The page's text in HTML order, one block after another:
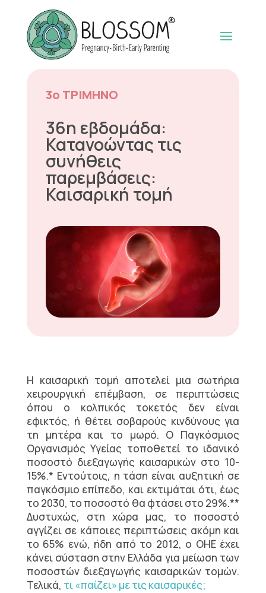
3ο ΤΡΙΜΗΝΟ
36η εβδομάδα:
Κατανοώντας τις
συνήθεις
παρεμβάσεις:
Καισαρική τομή
Η καισαρική τομή αποτελεί μια σωτήρια
χειρουργική επέμβαση, σε περιπτώσεις
όπου ο κολπικός τοκετός δεν είναι
εφικτός, ή θέτει σοβαρούς κινδύνους για
τη μητέρα και το μωρό. Ο Παγκόσμιος
Οργανισμός Υγείας τοποθετεί το ιδανικό
ποσοστό διεξαγωγής καισαρικών στο 10-
15%.* Εντούτοις, η τάση είναι αυξητική σε
παγκόσμιο επίπεδο, και εκτιμάται ότι, έως
το 2030, το ποσοστό θα φτάσει στο 29%.**
Δυστυχώς, στη χώρα μας, το ποσοστό
αγγίζει σε κάποιες περιπτώσεις ακόμη και
το 65% ενώ, ήδη από το 2012, ο ΟΗΕ έχει
κάνει σύσταση στην Ελλάδα για μείωση των
ποσοστών διεξαγωγής καισαρικών τομών.
Τελικά, τι «παίζει» με τις καισαρικές;